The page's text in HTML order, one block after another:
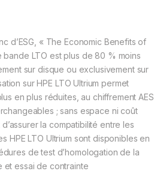
d’ESG, « The Economic Benefits of
LTO est plus de 80 % moins
sur disque ou exclusivement sur
sur HPE LTO Ultrium permet
en plus réduites, au chiffrement AES
; sans espace ni coût
la compatibilité entre les
LTO Ultrium sont disponibles en
de test d’homologation de la
et essai de contrainte